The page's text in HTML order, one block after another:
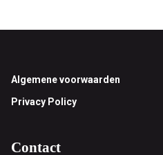
Footer
Algemene voorwaarden
Privacy Policy
Contact